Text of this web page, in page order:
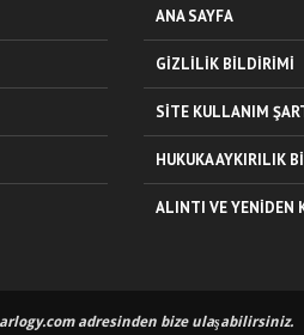
ANA SAYFA
GIZLILIK BILDIRIMI
SITE KULLANIM
HUKUKA AYKIRILIK
ALINTI VE YENIDEN
adresinden bize ulaşabilirsiniz.